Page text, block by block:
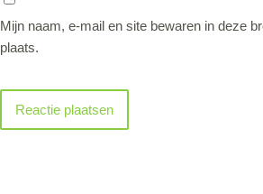
Mijn naam, e-mail en site bewaren in deze
plaats.